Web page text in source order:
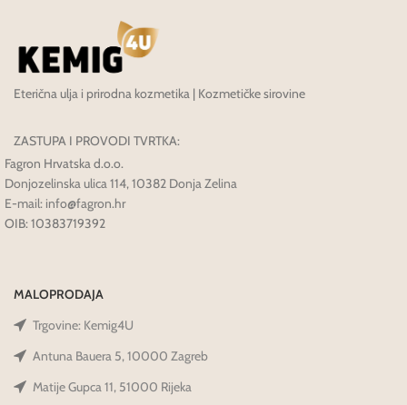
Eterična ulja i prirodna kozmetika | Kozmetičke sirovine
ZASTUPA I PROVODI TVRTKA:
Fagron Hrvatska d.o.o.
Donjozelinska ulica 114, 10382 Donja Zelina
E-mail: info@fagron.hr
OIB: 10383719392
MALOPRODAJA
Trgovine: Kemig4U
Antuna Bauera 5, 10000 Zagreb
Matije Gupca 11, 51000 Rijeka